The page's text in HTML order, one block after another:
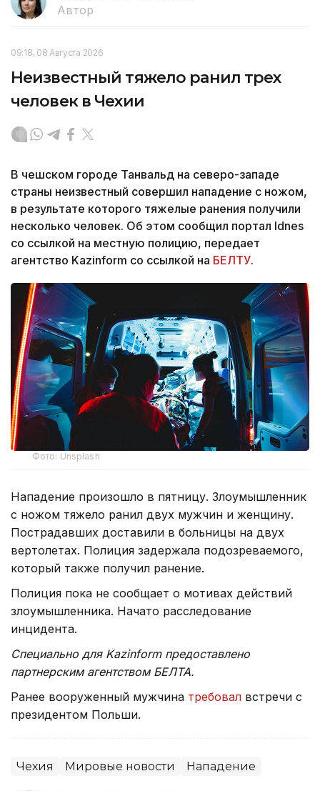
Автор
09:18, 08 Августа 2026
Неизвестный тяжело ранил трех
человек в Чехии
В чешском городе Танвальд на северо-западе
страны неизвестный совершил нападение с ножом,
в результате которого тяжелые ранения получили
несколько человек. Об этом сообщил портал Idnes
со ссылкой на местную полицию, передает
агентство Kazinform со ссылкой на БЕЛТУ.
Фото: Unsplash
Нападение произошло в пятницу. Злоумышленник
с ножом тяжело ранил двух мужчин и женщину.
Пострадавших доставили в больницы на двух
вертолетах. Полиция задержала подозреваемого,
который также получил ранение.
Полиция пока не сообщает о мотивах действий
злоумышленника. Начато расследование
инцидента.
Специально для Kazinform предоставлено
партнерским агентством БЕЛТА.
Ранее вооруженный мужчина требовал встречи с
президентом Польши.
Чехия Мировые новости Нападение